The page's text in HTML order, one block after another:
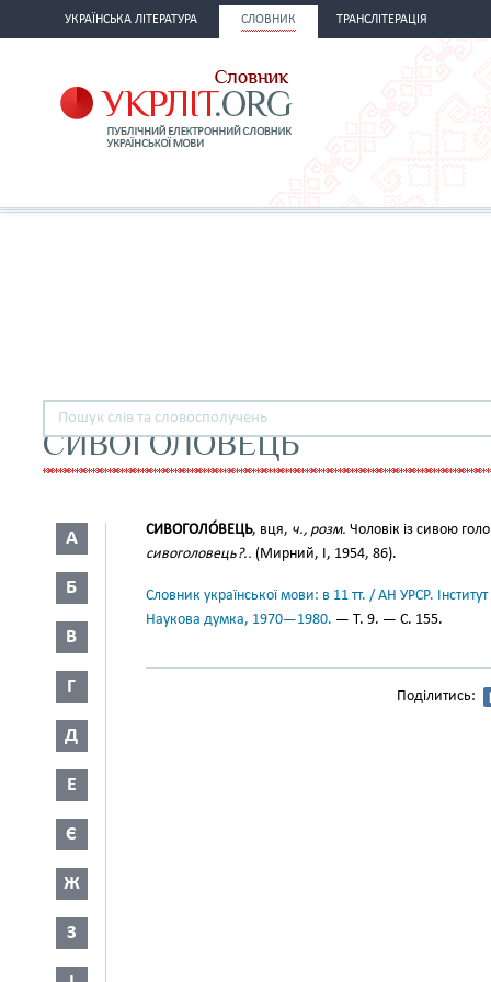
УКРАЇНСЬКА ЛІТЕРАТУРА СЛОВНИК ТРАНСЛІТЕРАЦІЯ
СИВОГОЛОВЕЦЬ
А
Б
В
Г
Д
Е
Є
Ж
З
СИВОГОЛО́ВЕЦЬ, вця, ч., розм. Чоловік із сивою
сивоголовець?.. (Мирний, І, 1954, 86).
Словник української мови: в 11 тт. / АН УРСР.
Наукова думка, 1970—1980. — Т. 9. — С. 155.
Поділитись: